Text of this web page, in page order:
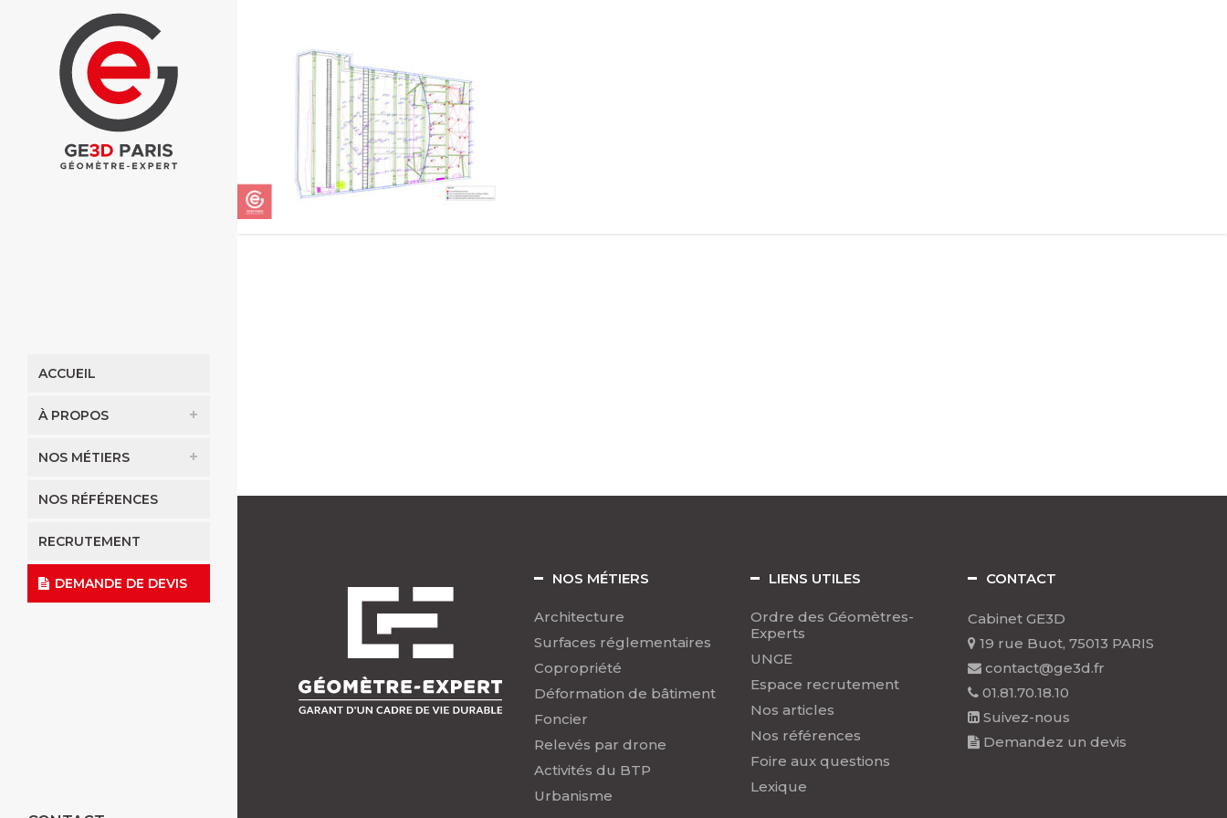
ACCUEIL
À PROPOS
NOS MÉTIERS
NOS RÉFÉRENCES
RECRUTEMENT
DEMANDE DE DEVIS NOS MÉTIERS
Architecture
Surfaces réglementaires
Copropriété
Déformation de bâtiment
Foncier
Relevés par drone
Activités du BTP
Urbanisme
LIENS UTILES
Ordre des Géomètres-
Experts
UNGE
Espace recrutement
Nos articles
Nos références
Foire aux questions
Lexique
CONTACT
Cabinet GE3D
19 rue Buot, 75013 PARIS
contact@ge3d.fr
01.81.70.18.10
Suivez-nous
Demandez un devis